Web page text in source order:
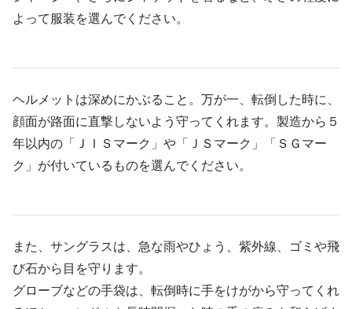
よって服装を選んでください。
ヘルメットは深めにかぶること。万が一、転倒した時に、
顔面が路面に直撃しないよう守ってくれます。製造から５
年以内の「ＪＩＳマーク」や「ＪＳマーク」「ＳＧマー
ク」が付いているものを選んでください。
また、サングラスは、急な雨やひょう、紫外線、ゴミや飛
び石から目を守ります。
グローブなどの手袋は、転倒時に手をけがから守ってくれ